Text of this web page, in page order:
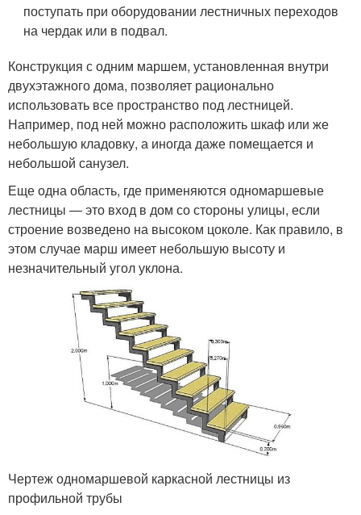
поступать при оборудовании лестничных переходов
на чердак или в подвал.
Конструкция с одним маршем, установленная внутри
двухэтажного дома, позволяет рационально
использовать все пространство под лестницей.
Например, под ней можно расположить шкаф или же
небольшую кладовку, а иногда даже помещается и
небольшой санузел.
Еще одна область, где применяются одномаршевые
лестницы — это вход в дом со стороны улицы, если
строение возведено на высоком цоколе. Как правило, в
этом случае марш имеет небольшую высоту и
незначительный угол уклона.
Чертеж одномаршевой каркасной лестницы из
профильной трубы